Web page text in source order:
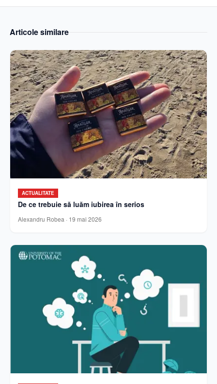
Articole similare
ACTUALITATE
De ce trebuie să luăm iubirea în serios
Alexandru Robea · 19 mai 2026